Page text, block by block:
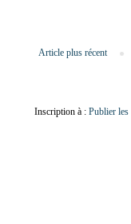
Article plus récent
Inscription à : Publier